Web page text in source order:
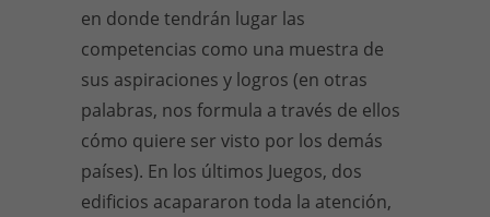
en donde tendrán lugar las
competencias como una muestra de
sus aspiraciones y logros (en otras
palabras, nos formula a través de ellos
cómo quiere ser visto por los demás
países). En los últimos Juegos, dos
edificios acapararon toda la atención,